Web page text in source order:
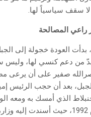
سقف سياسياً لها.
راعي المصالحة
منذ العام 1990، بدأت العودة خجولة
بدّ من دعم كنسي لها،
صفير على أن يرعى
بعد أن حجب الرئيس
الذي أمسك به ومعه
الجبل منذ العام 1992، حيث أسندت